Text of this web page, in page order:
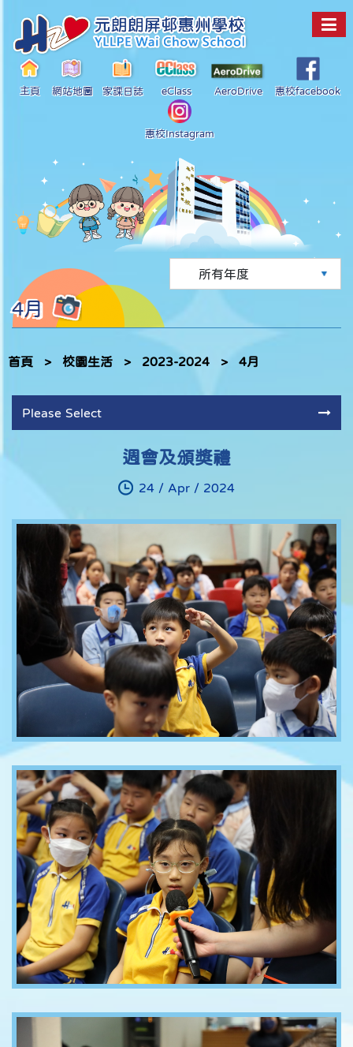
主頁 網站地圖 家課日誌 eClass AeroDrive 惠校facebook
惠校Instagram
4月
首頁 > 校園生活 > 2023-2024 > 4月
Please Select
週會及頒獎禮
24 / Apr / 2024